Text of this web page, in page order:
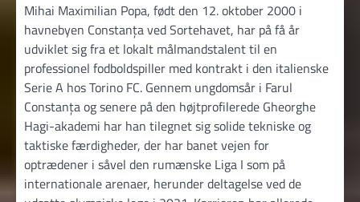
Mihai Maximilian Popa, født den 12. oktober 2000 i
havnebyen Constanța ved Sortehavet, har på få år
udviklet sig fra et lokalt målmandstalent til en
professionel fodboldspiller med kontrakt i den italienske
Serie A hos Torino FC. Gennem ungdomsår i Farul
Constanța og senere på den højtprofilerede Gheorghe
Hagi-akademi har han tilegnet sig solide tekniske og
taktiske færdigheder, der har banet vejen for
optrædener i såvel den rumænske Liga I som på
internationale arenaer, herunder deltagelse ved de